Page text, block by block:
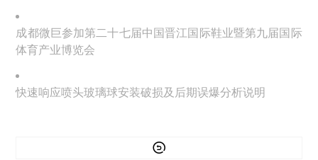
成都微巨参加第二十七届中国晋江国际鞋业暨第九届国际
体育产业博览会
快速响应喷头玻璃球安装破损及后期误爆分析说明
